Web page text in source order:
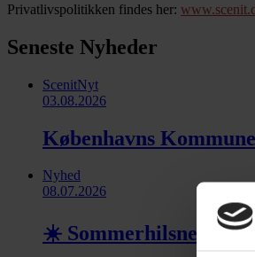
Privatlivspolitikken findes her:
Seneste Nyheder
ScenitNyt
03.08.2026
Københavns
Nyhed
08.07.2026
☀️ Sommerhilsner fra